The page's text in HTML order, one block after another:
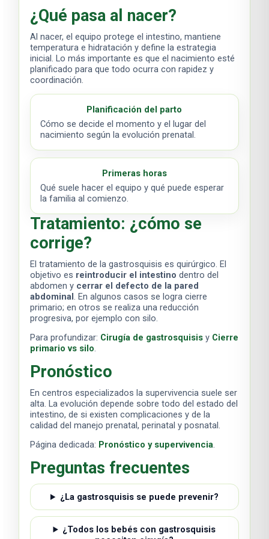
¿Qué pasa al nacer?
Al nacer, el equipo protege el intestino, mantiene
temperatura e hidratación y define la estrategia
inicial. Lo más importante es que el nacimiento esté
planificado para que todo ocurra con rapidez y
coordinación.
Planificación del parto
Cómo se decide el momento y el lugar del
nacimiento según la evolución prenatal.
Primeras horas
Qué suele hacer el equipo y qué puede esperar
la familia al comienzo.
Tratamiento: ¿cómo se
corrige?
El tratamiento de la gastrosquisis es quirúrgico. El
objetivo es reintroducir el intestino dentro del
abdomen y cerrar el defecto de la pared
abdominal. En algunos casos se logra cierre
primario; en otros se realiza una reducción
progresiva, por ejemplo con silo.
Para profundizar: Cirugía de gastrosquisis y Cierre
primario vs silo.
Pronóstico
En centros especializados la supervivencia suele ser
alta. La evolución depende sobre todo del estado del
intestino, de si existen complicaciones y de la
calidad del manejo prenatal, perinatal y posnatal.
Página dedicada: Pronóstico y supervivencia.
Preguntas frecuentes
¿La gastrosquisis se puede prevenir?
¿Todos los bebés con gastrosquisis